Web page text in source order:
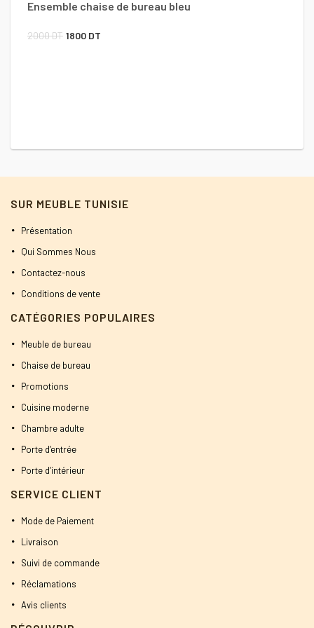
Ensemble chaise de bureau bleu
2000DT Le
1800 DT
SUR MEUBLE TUNISIE
Présentation
Qui Sommes Nous
Contactez-nous
Conditions de vente
CATÉGORIES POPULAIRES
Meuble de bureau
Chaise de bureau
Promotions
Cuisine moderne
Chambre adulte
Porte d’entrée
Porte d’intérieur
SERVICE CLIENT
Mode de Paiement
Livraison
Suivi de commande
Réclamations
Avis clients